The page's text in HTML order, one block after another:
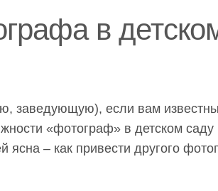
в
заведующую), если вам
«фотограф» в детском
– как привести другого